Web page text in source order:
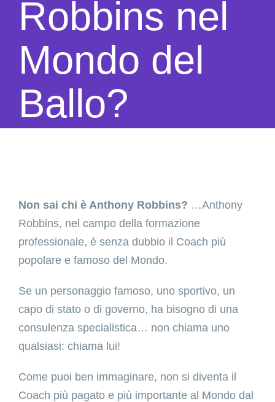
Robbins nel
Mondo del
Ballo?
Non sai chi è Anthony Robbins? …Anthony
Robbins, nel campo della formazione
professionale, è senza dubbio il Coach più
popolare e famoso del Mondo.
Se un personaggio famoso, uno sportivo, un
capo di stato o di governo, ha bisogno di una
consulenza specialistica… non chiama uno
qualsiasi: chiama lui!
Come puoi ben immaginare, non si diventa il
Coach più pagato e più importante al Mondo dal